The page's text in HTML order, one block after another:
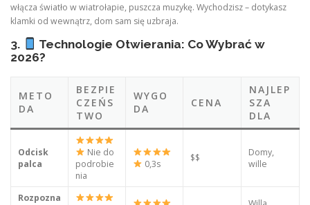
włącza światło w wiatrołapie, puszcza muzykę. Wychodzisz – dotykasz
klamki od wewnątrz, dom sam się uzbraja.
3.
Technologie Otwierania: Co Wybrać w
2026?
METO
DA
BEZPIE
CZEŃS
TWO
WYGO
DA
CENA
NAJLEP
SZA
DLA
Odcisk
palca
Nie do
podrobie
nia
0,3s
$$
Domy,
wille
Rozpozna